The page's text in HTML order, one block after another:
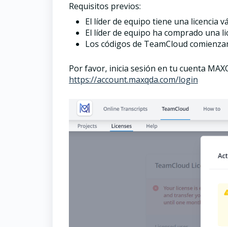
Requisitos previos:
El líder de equipo tiene una licencia
El líder de equipo ha comprado una
Los códigos de TeamCloud
Por favor, inicia sesión en tu cuenta
https://account.maxqda.com/login